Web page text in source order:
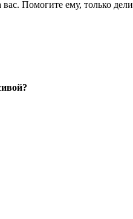
Помогите ему, только